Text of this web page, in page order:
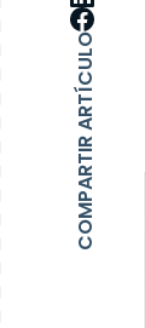
COMPARTIR ARTÍCULO